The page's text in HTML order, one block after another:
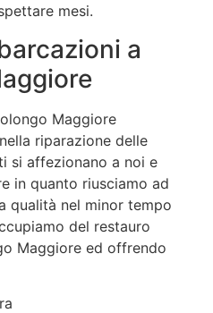
mesi.
a
Maggiore
riparazione delle
si affezionano a noi e
in quanto riusciamo ad
qualità nel minor tempo
del restauro
Maggiore ed offrendo